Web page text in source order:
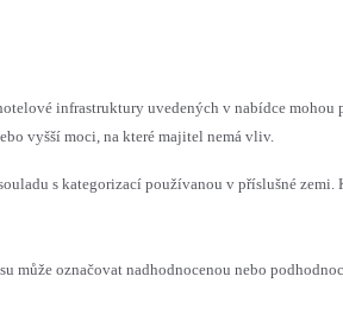
infrastruktury uvedených v nabídce mohou
vyšší moci, na které majitel nemá vliv.
s kategorizací používanou v příslušné
může označovat nadhodnocenou nebo